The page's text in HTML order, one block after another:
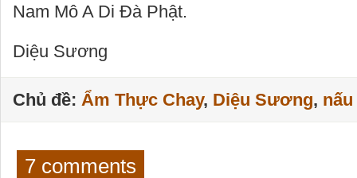
Nam Mô A Di Đà Phật.
Diệu Sương
Chủ đề: Ẩm Thực Chay, Diệu Sương, nấu
7 comments